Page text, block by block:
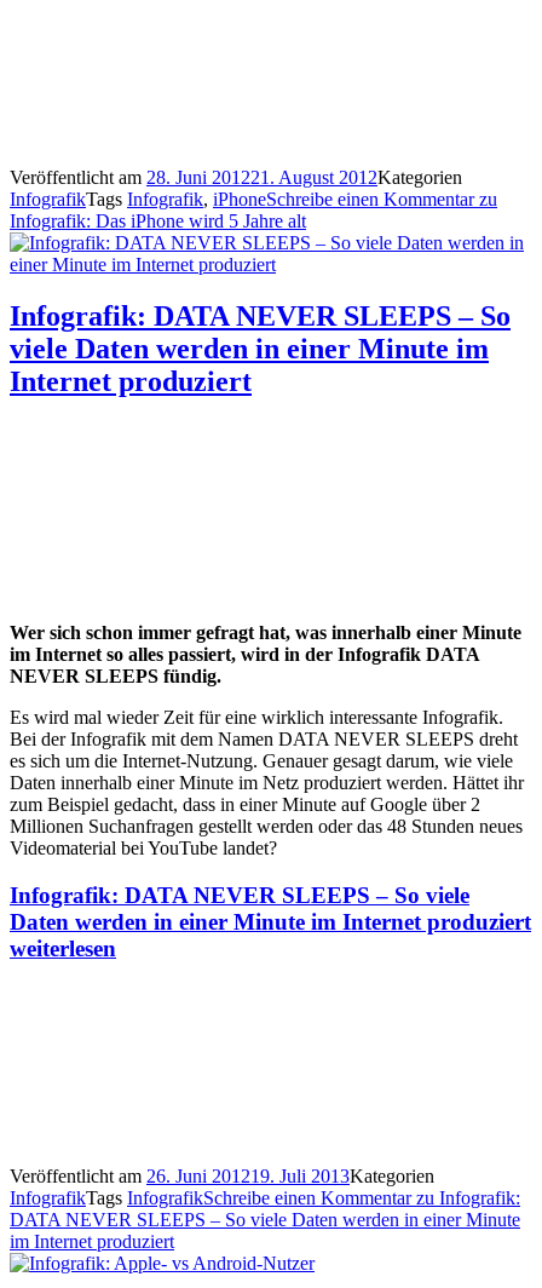
Veröffentlicht am 28. Juni 201221. August 2012Kategorien
InfografikTags Infografik, iPhoneSchreibe einen Kommentarzu
Infografik: Das iPhone wird 5 Jahre alt
Infografik: DATA NEVER SLEEPS – So
viele Daten werden in einer Minute im
Internet produziert
Wer sich schon immer gefragt hat, was innerhalb einer Minute
im Internet so alles passiert, wird in der Infografik DATA
NEVER SLEEPS fündig.
Es wird mal wieder Zeit für eine wirklich interessante Infografik.
Bei der Infografik mit dem Namen DATA NEVER SLEEPS dreht
es sich um die Internet-Nutzung. Genauer gesagt darum, wie viele
Daten innerhalb einer Minute im Netz produziert werden. Hättet ihr
zum Beispiel gedacht, dass in einer Minute auf Google über 2
Millionen Suchanfragen gestellt werden oder das 48 Stunden neues
Videomaterial bei YouTube landet?
Infografik: DATA NEVER SLEEPS – So viele
Daten werden in einer Minute im Internet produziert
weiterlesen
Veröffentlicht am 26. Juni 201219. Juli 2013Kategorien
InfografikTags InfografikSchreibe einen Kommentarzu Infografik:
DATA NEVER SLEEPS – So viele Daten werden in einer Minute
im Internet produziert